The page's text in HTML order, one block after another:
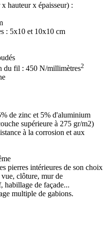
hauteur x épaisseur) :
: 5x10 et 10x10 cm
du fil : 450 N/millimètres2
de zinc et 5% d'aluminium
supérieure à 275 gr/m2)
à la corrosion et aux
pierres intérieures de son choix
clôture, mur de
habillage de façade...
multiple de gabions.